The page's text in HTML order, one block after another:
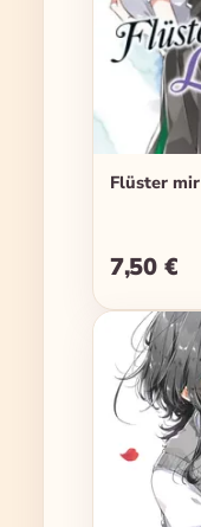
Flüster
Regulärer
7,50 €